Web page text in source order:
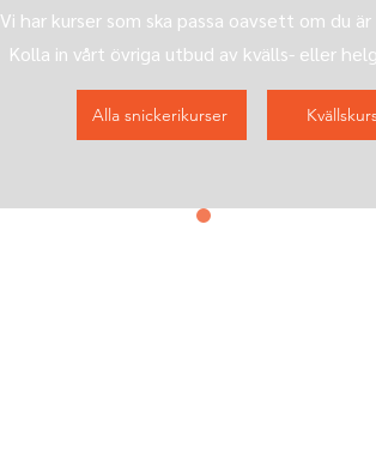
Vi har kurser som ska passa oavsett om du
Kolla in vårt övriga utbud av kvälls- eller
Alla snickerikurser